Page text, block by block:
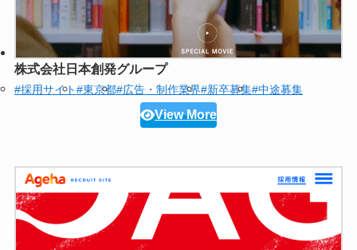
株式会社日本創発グループ
#採用サイト#東京都#広告・制作業界#新卒募集#中途募集
View More